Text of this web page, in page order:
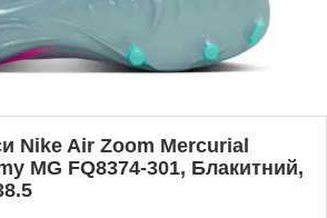
Nike Air Zoom Mercurial
MG FQ8374-301, Блакитний,